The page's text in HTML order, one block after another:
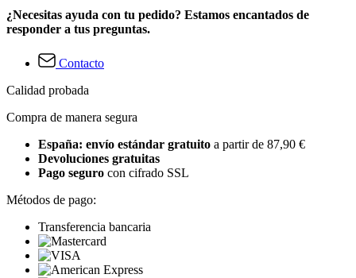
¿Necesitas ayuda con tu pedido? Estamos encantados de
responder a tus preguntas.
Contacto
Calidad probada
Compra de manera segura
España: envío estándar gratuito a partir de 87,90 €
Devoluciones gratuitas
Pago seguro con cifrado SSL
Métodos de pago:
Transferencia bancaria